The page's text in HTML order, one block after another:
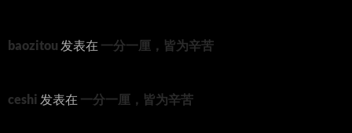
baozitou 发表在 一分一厘，皆为辛苦
ceshi 发表在 一分一厘，皆为辛苦